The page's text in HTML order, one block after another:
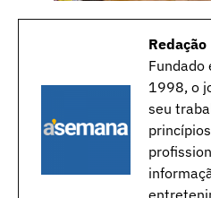
Redação
Fundado
1998, o
seu